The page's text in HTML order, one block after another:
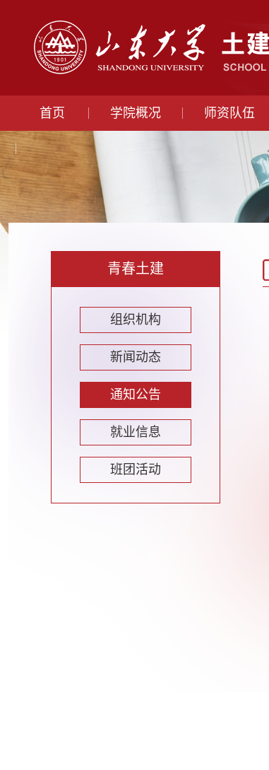
首页 学院概况 师资队伍
青春土建
组织机构
新闻动态
通知公告
就业信息
班团活动